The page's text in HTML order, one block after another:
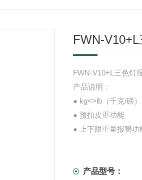
FWN-
FWN-V10+L三色灯
产品说明：
● kg<>lb（千克/磅
● 预扣皮重功能
● 上下限重量报警功
产品型号：